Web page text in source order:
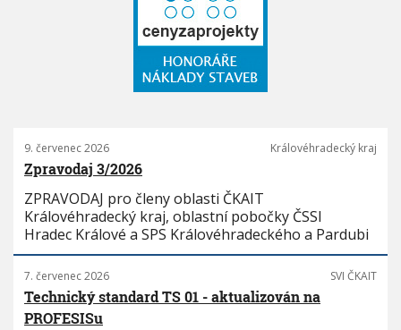
9. červenec 2026 Královéhradecký kraj
Zpravodaj 3/2026
ZPRAVODAJ pro členy oblasti ČKAIT
Královéhradecký kraj, oblastní pobočky ČSSI
Hradec Králové a SPS Královéhradeckého a Pardubi
7. červenec 2026 SVI ČKAIT
Technický standard TS 01 - aktualizován na
PROFESISu